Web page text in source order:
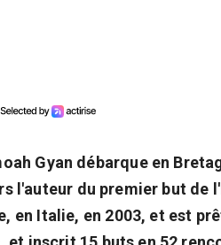
Gyan débarque en
l'auteur du premier but de
en Italie, en 2003, et est